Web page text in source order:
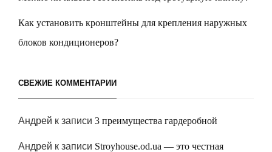
Как установить кронштейны для крепления наружных
блоков кондиционеров?
СВЕЖИЕ КОММЕНТАРИИ
Андрей к записи 3 преимущества гардеробной
Андрей к записи Stroyhouse.od.ua — это честная